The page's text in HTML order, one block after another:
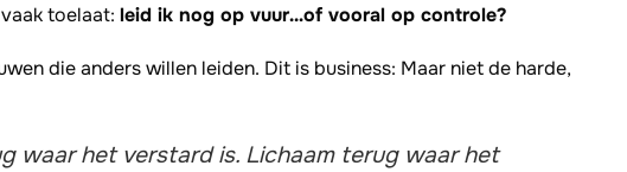
vaak toelaat:leid ik nog op vuur…of vooral op controle?
die anders willen leiden. Dit is business: Maar niet de harde,
waar het verstard is. Lichaam terug waar het